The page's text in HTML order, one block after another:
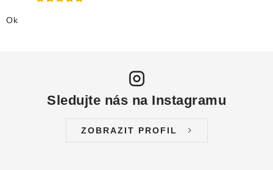
Ok
Sledujte nás na Instagramu
ZOBRAZIT PROFIL